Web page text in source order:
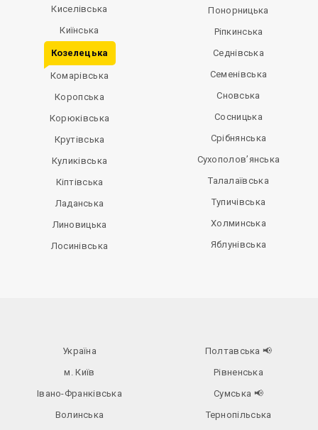
Киселівська
Киїнська
Козелецька
Комарівська
Коропська
Корюківська
Крутівська
Куликівська
Кіптівська
Ладанська
Линовицька
Лосинівська
Понорницька
Ріпкинська
Седнівська
Семенівська
Сновська
Сосницька
Срібнянська
Сухополов’янська
Талалаївська
Тупичівська
Холминська
Яблунівська
Україна
м. Київ
Івано-Франківська
Волинська
Полтавська 📢
Рівненська
Сумська 📢
Тернопільська